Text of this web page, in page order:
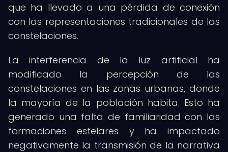
que ha llevado a una pérdida de conexión
con las representaciones tradicionales de las
constelaciones.
La interferencia de la luz artificial ha
modificado la percepción de las
constelaciones en las zonas urbanas, donde
la mayoría de la población habita. Esto ha
generado una falta de familiaridad con las
formaciones estelares y ha impactado
negativamente la transmisión de la narrativa